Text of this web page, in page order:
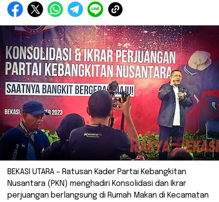
BEKASI UTARA – Ratusan Kader Partai Kebangkitan
Nusantara (PKN) menghadiri Konsolidasi dan Ikrar
perjuangan berlangsung di Rumah Makan di Kecamatan